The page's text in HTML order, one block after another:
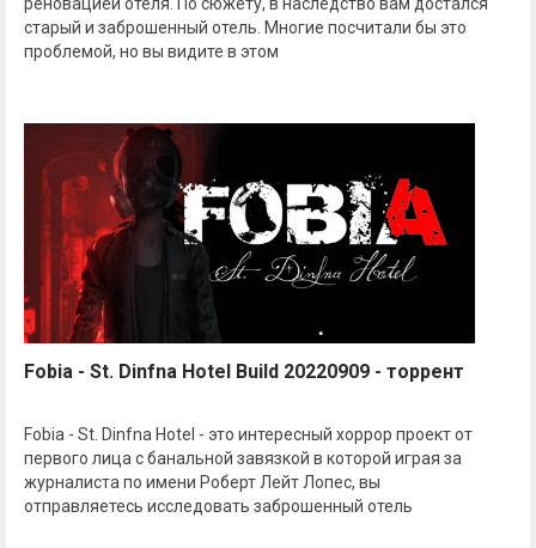
старый и заброшенный отель. Многие посчитали бы это
проблемой, но вы видите в этом
Fobia - St. Dinfna Hotel Build 20220909 - торрент
Fobia - St. Dinfna Hotel - это интересный хоррор проект от
первого лица с банальной завязкой в которой играя за
журналиста по имени Роберт Лейт Лопес, вы
отправляетесь исследовать заброшенный отель